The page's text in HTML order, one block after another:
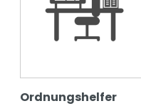
Ordnungshelfer